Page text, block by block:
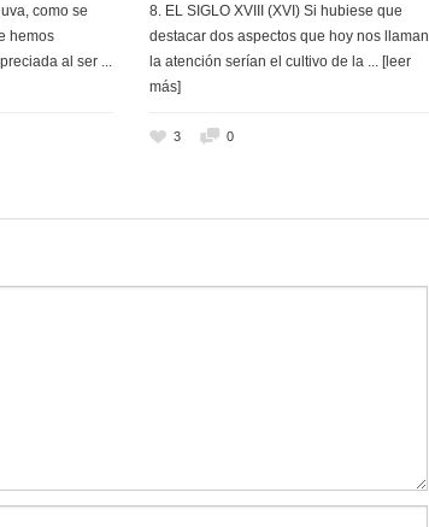
como se
hemos
al ser ...
8. EL SIGLO XVIII (XVI) Si hubiese que
destacar dos aspectos que hoy nos llaman
la atención serían el cultivo de la ... [leer
más]
3 0